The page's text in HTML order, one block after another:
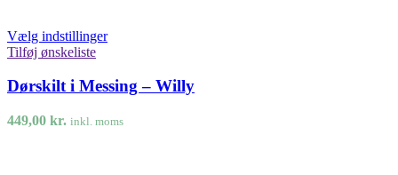
Vælg indstillinger
Tilføj ønskeliste
Dørskilt i Messing – Willy
449,00 kr. inkl. moms